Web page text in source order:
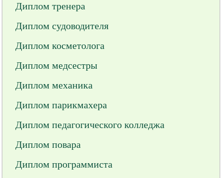
Диплом тренера
Диплом судоводителя
Диплом косметолога
Диплом медсестры
Диплом механика
Диплом парикмахера
Диплом педагогического колледжа
Диплом повара
Диплом программиста